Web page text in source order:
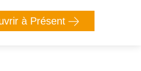
à Présent